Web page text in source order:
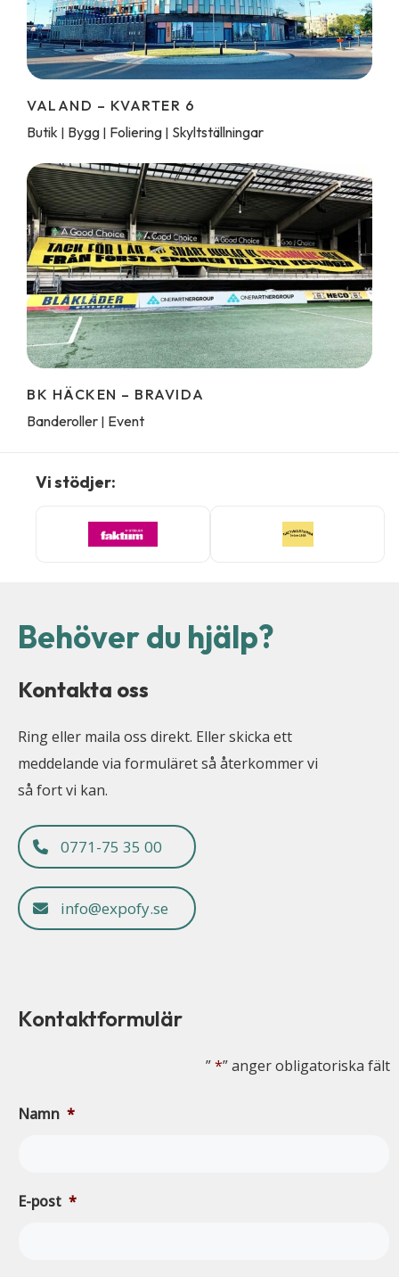
VALAND – KVARTER 6
Butik | Bygg | Foliering | Skyltställningar
BK HÄCKEN – BRAVIDA
Banderoller | Event
Vi stödjer:
Behöver du hjälp?
Kontakta oss
Ring eller maila oss direkt. Eller skicka ett
meddelande via formuläret så återkommer vi
så fort vi kan.
0771-75 35 00
info@expofy.se
Kontaktformulär
”*” anger obligatoriska fält
Namn *
E-post *